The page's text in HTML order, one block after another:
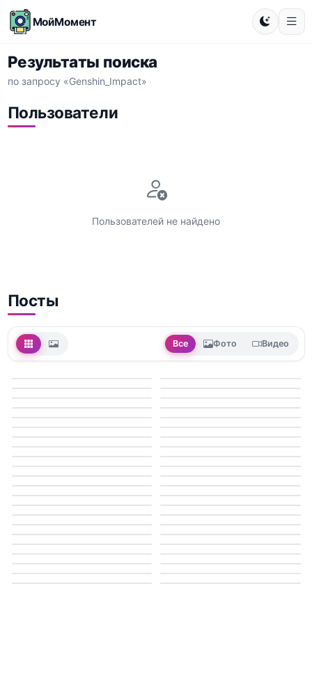
МойМомент
Результаты поиска
по запросу «Genshin_Impact»
Пользователи
Пользователей не найдено
Посты
Все Фото Видео